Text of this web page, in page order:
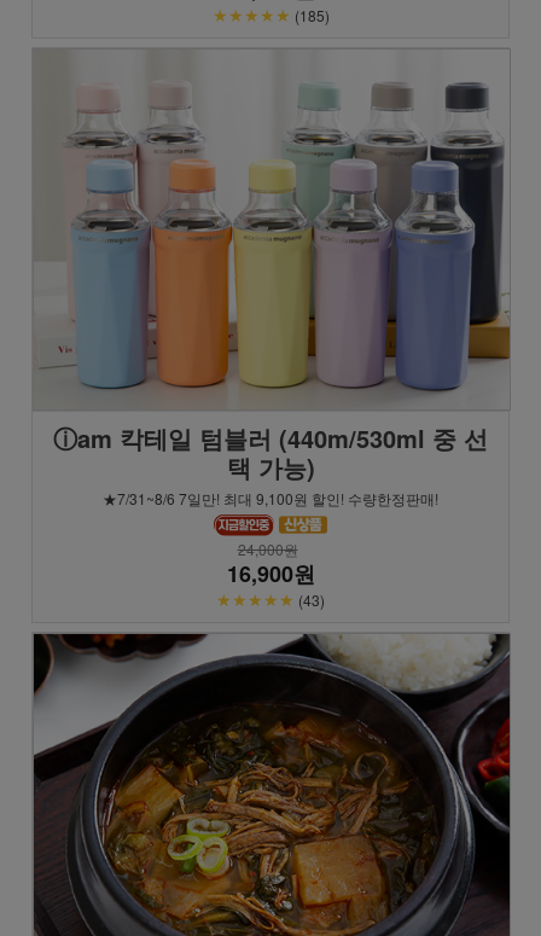
★★★★★ (185)
ⓘam 칵테일 텀블러 (440m/530ml 중 선
택 가능)
★7/31~8/6 7일만! 최대 9,100원 할인! 수량한정판매!
24,000원
16,900원
★★★★★ (43)